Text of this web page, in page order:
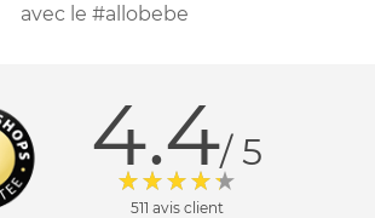
avec le #allobebe
4.4/ 5
511 avis client